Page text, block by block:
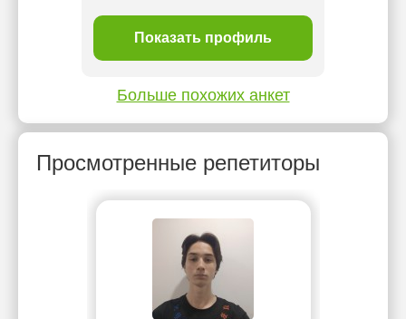
Показать профиль
Больше похожих анкет
Просмотренные репетиторы